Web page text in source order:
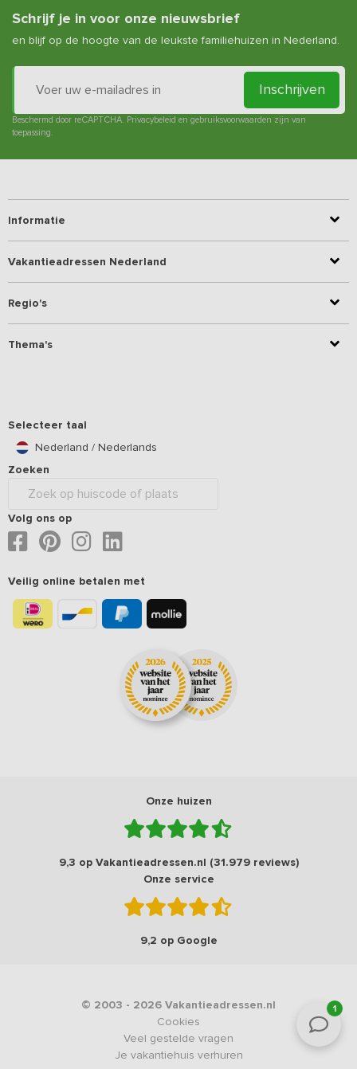
1
Schrijf je in voor onze nieuwsbrief
en blijf op de hoogte van de leukste familiehuizen in Nederland.
Inschrijven
Beschermd door reCAPTCHA. Privacybeleid en gebruiksvoorwaarden zijn van
toepassing.
Informatie
Vakantieadressen Nederland
Regio's
Thema's
Selecteer taal
Nederland / Nederlands
Zoeken
Volg ons op
Veilig online betalen met
Onze huizen
9,3 op Vakantieadressen.nl (31.979 reviews)
Onze service
9,2 op Google
© 2003 - 2026 Vakantieadressen.nl
Cookies
Veel gestelde vragen
Je vakantiehuis verhuren